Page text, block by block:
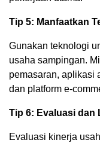
Tip 5: Manfaatkan
Gunakan teknologi
usaha sampingan.
pemasaran, aplikasi
dan platform e-
Tip 6: Evaluasi dan
Evaluasi kinerja